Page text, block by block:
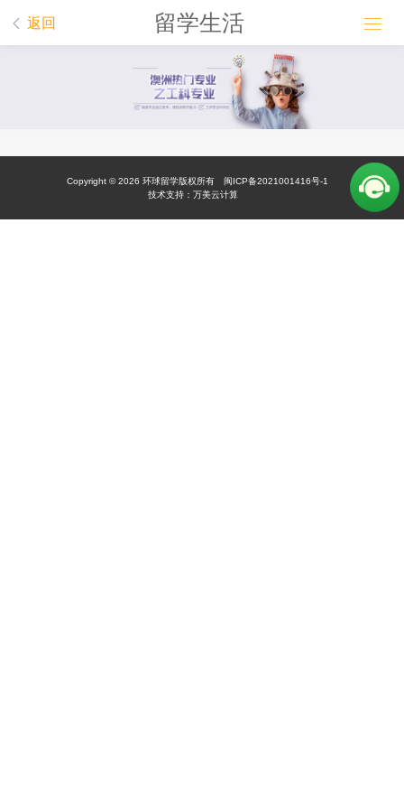
 返回 留学生活 
Copyright © 2026 环球留学版权所有
闽ICP备2021001416号-1
技术支持： 万美云计算